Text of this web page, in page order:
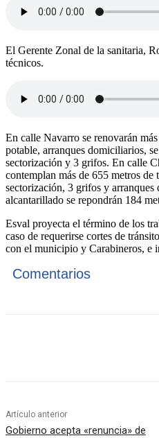
El Gerente Zonal de la sanitaria,
técnicos.
En calle Navarro se renovarán
potable, arranques domiciliarios,
sectorización y 3 grifos. En calle
contemplan más de 655 metros
sectorización, 3 grifos y
alcantarillado se repondrán 184
Esval proyecta el término de los
caso de requerirse cortes de
con el municipio y Carabineros, e
Comentarios
Artículo anterior
Gobierno acepta «renuncia» de